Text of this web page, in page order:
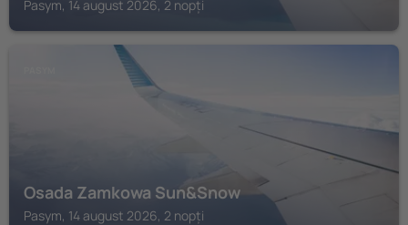
Pasym, 14 august 2026, 2 nopți
Osada Zamkowa Sun&Snow
Pasym, 14 august 2026, 2 nopți